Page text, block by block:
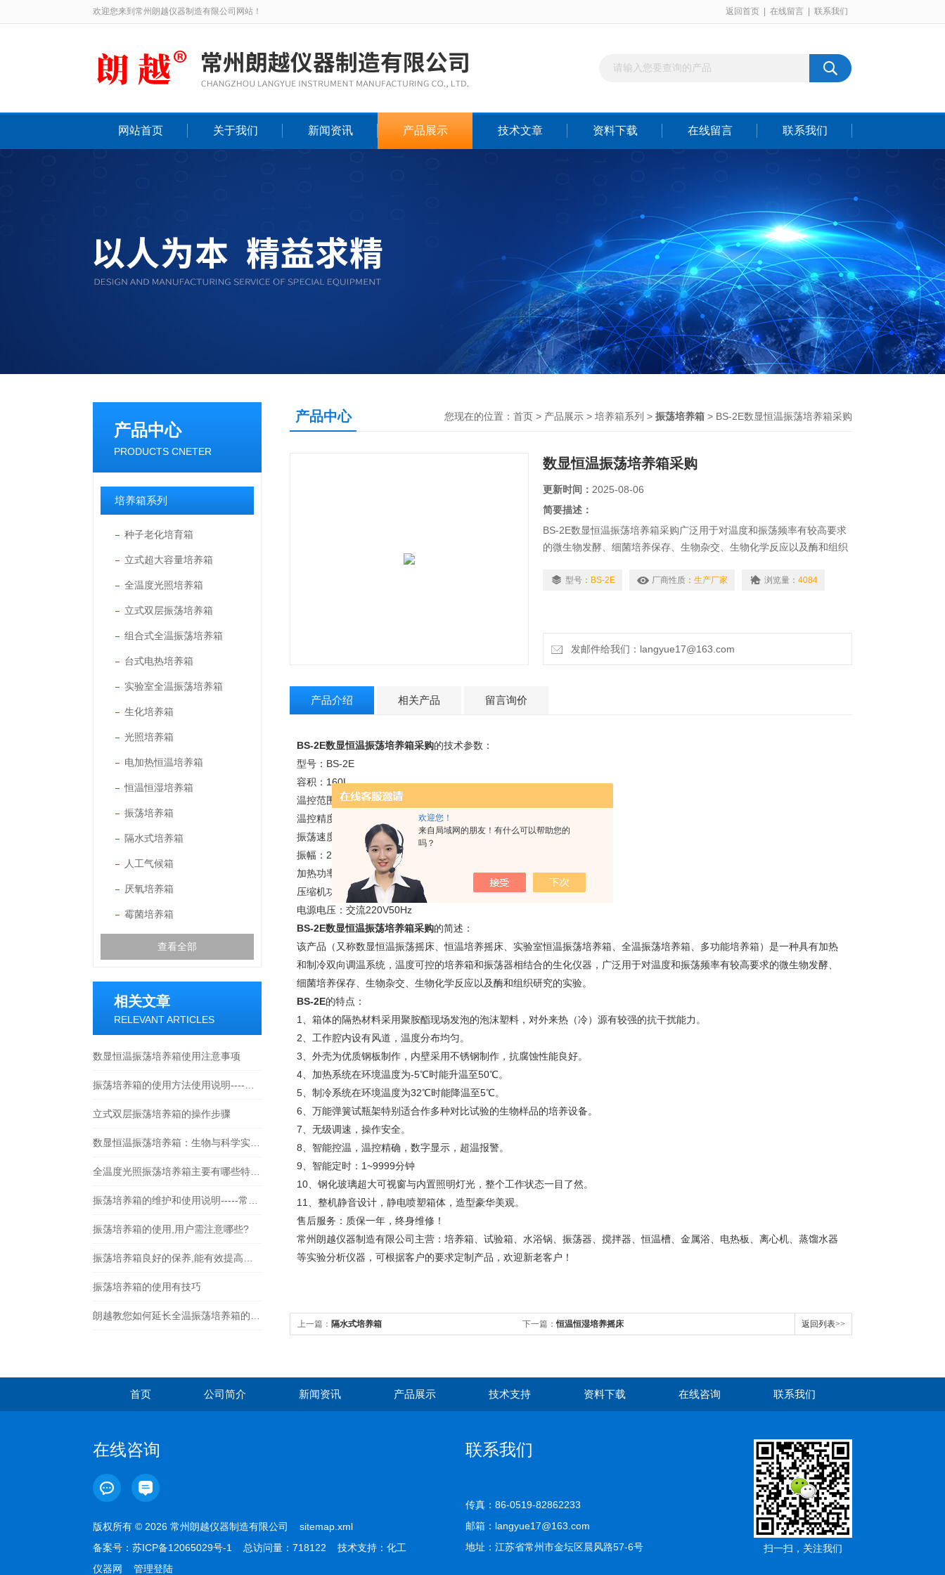
欢迎您！
来自局域网的朋友！有什么可以帮助您的
吗？
欢迎您来到常州朗越仪器制造有限公司网站！ 返回首页 在线留言 联系我们
网站首页 关于我们 新闻资讯 产品展示 技术文章 资料下载 在线留言 联系我们
产品中心
PRODUCTS CNETER
培养箱系列
种子老化培育箱
立式超大容量培养箱
全温度光照培养箱
立式双层振荡培养箱
组合式全温振荡培养箱
台式电热培养箱
实验室全温振荡培养箱
生化培养箱
光照培养箱
电加热恒温培养箱
恒温恒湿培养箱
振荡培养箱
隔水式培养箱
人工气候箱
厌氧培养箱
霉菌培养箱
查看全部
相关文章
RELEVANT ARTICLES
数显恒温振荡培养箱使用注意事项
立式双层振荡培养箱的操作步骤
振荡培养箱的使用,用户需注意哪些?
振荡培养箱的使用有技巧
产品中心 您现在的位置： 首页 > 产品展示 > 培养箱系列 > 振荡培养箱 > BS-2E数显恒温振荡培养箱采购
数显恒温振荡培养箱采购
更新时间： 2025-08-06
简要描述：
BS-2E数显恒温振荡培养箱采购广泛用于对温度和振荡频率有较高要求
的微生物发酵、细菌培养保存、生物杂交、生物化学反应以及酶和组织
型号： BS-2E 厂商性质： 生产厂家 浏览量： 4084
发邮件给我们：langyue17@163.com
产品介绍 相关产品 留言询价
BS-2E数显恒温振荡培养箱采购的技术参数：
型号：BS-2E
容积： 160L
温控范围：5-50℃
温控精度：
振荡速度：
起动-250r/min
振幅： 20mm（回旋）
加热功率：
压缩机功率：
180W
电源电压： 交流220V50Hz
BS-2E数显恒温振荡培养箱采购的简述：
该产品（又称数显恒温振荡摇床、恒温培养摇床、实验室恒温振荡培养箱、全温振荡培养箱、多功能培养箱）是一种具有加热
和制冷双向调温系统，温度可控的培养箱和振荡器相结合的生化仪器，广泛用于对温度和振荡频率有较高要求的微生物发酵、
细菌培养保存、生物杂交、生物化学反应以及酶和组织研究的实验。
BS-2E的特点：
1、箱体的隔热材料采用聚胺酯现场发泡的泡沫塑料，对外来热（冷）源有较强的抗干扰能力。
2、工作腔内设有风道，温度分布均匀。
3、外壳为优质钢板制作，内壁采用不锈钢制作，抗腐蚀性能良好。
4、加热系统在环境温度为-5℃时能升温至50℃。
5、制冷系统在环境温度为32℃时能降温至5℃。
6、万能弹簧试瓶架特别适合作多种对比试验的生物样品的培养设备。
7、无级调速，操作安全。
8、智能控温，温控精确，数字显示，超温报警。
9、智能定时：1~9999分钟
10、钢化玻璃超大可视窗与内置照明灯光，整个工作状态一目了然。
11、整机静音设计，静电喷塑箱体，造型豪华美观。
售后服务：质保一年，终身维修！
常州朗越仪器制造有限公司主营：培养箱、试验箱、水浴锅、振荡器、搅拌器、恒温槽、金属浴、电热板、离心机、蒸馏水器
等实验分析仪器，可根据客户的要求定制产品，欢迎新老客户！
上一篇： 隔水式培养箱 下一篇：恒温恒湿培养摇床 返回列表>>
首页 公司简介 新闻资讯 产品展示 技术支持 资料下载 在线咨询 联系我们
在线咨询
版权所有 © 2026 常州朗越仪器制造有限公司 sitemap.xml
备案号： 苏ICP备12065029号-1 总访问量：718122 技术支持： 化工
仪器网
管理登陆
联系我们
传真：86-0519-82862233
邮箱：langyue17@163.com
地址：江苏省常州市金坛区晨风路57-6号
扫一扫，关注我们